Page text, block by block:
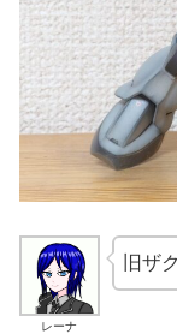
レーナ
旧ザ